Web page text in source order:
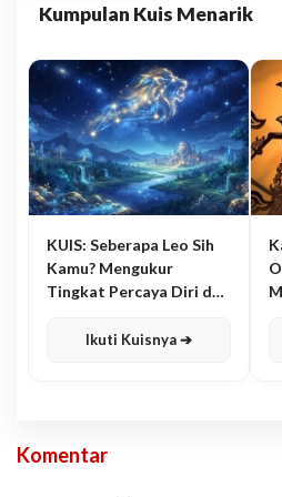
Kumpulan Kuis Menarik
KUIS: Seberapa Leo Sih
Kamu? Mengukur
Tingkat Percaya Diri dan
Ikuti Kuisnya ➔
Komentar